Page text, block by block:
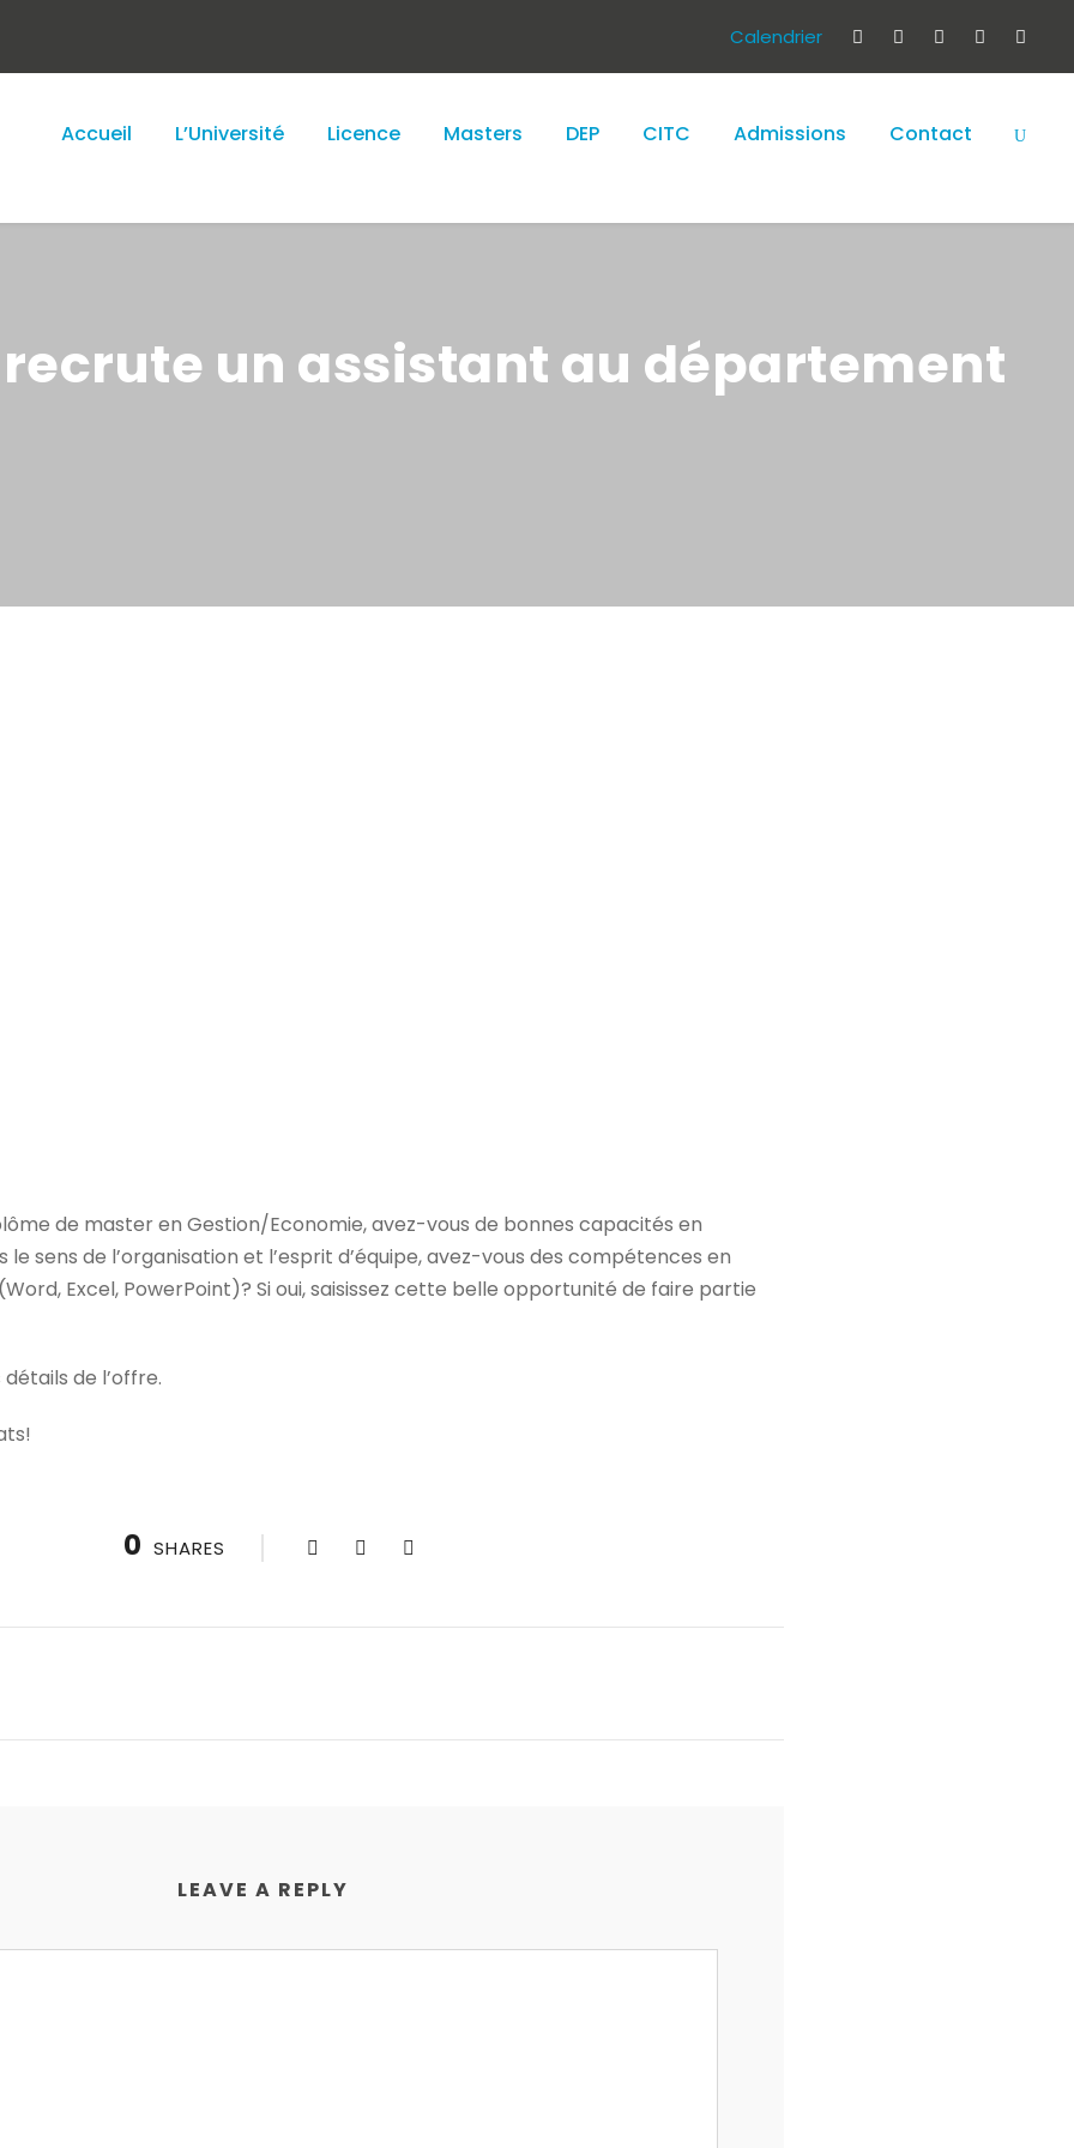
Calendrier
Accueil L’Université Licence Masters DEP CITC Admissions Contact
recrute un assistant au département
de master en Gestion/Economie, avez-vous de bonnes capacités en
sens de l’organisation et l’esprit d’équipe, avez-vous des compétences en
Excel, PowerPoint)? Si oui, saisissez cette belle opportunité de faire partie
de l’offre.
0 SHARES
LEAVE A REPLY